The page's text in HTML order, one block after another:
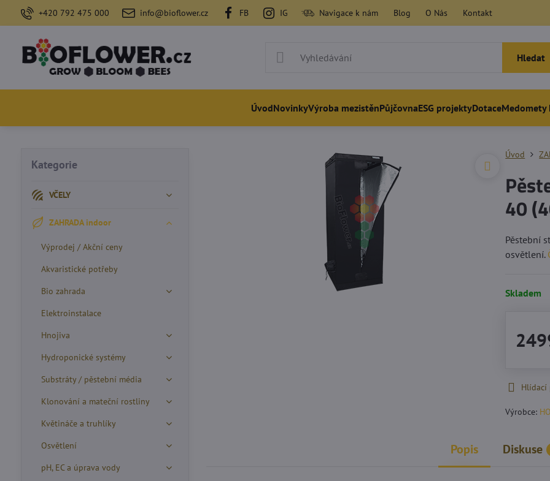
+420 792 475 000 info@bioflower.cz FB IG Navigace k nám Blog O Nás Kontakt
Hledat
ÚvodNovinkyVýroba mezistěnPůjčovnaESG projektyDotaceMedomety
Úvod
40
Pěstební
osvětlení.
Skladem
Hlídací
Výrobce:
Popis Diskuse
Kategorie
VČELY
ZAHRADA indoor
Výprodej / Akční ceny
Akvaristické potřeby
Bio zahrada
Elektroinstalace
Hnojiva
Hydroponické systémy
Substráty / pěstební média
Klonování a mateční rostliny
Květináče a truhlíky
Osvětlení
pH, EC a úprava vody